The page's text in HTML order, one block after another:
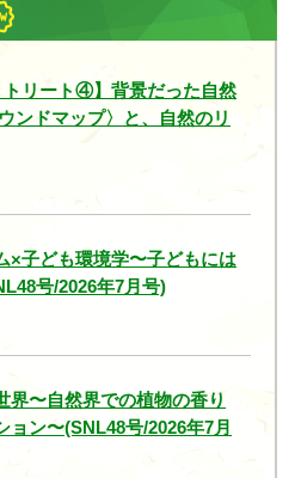
トリート④】背景だった自然
ンドマップ〉と、自然のリ
×子ども環境学〜子どもには
号/2026年7月号)
界〜自然界での植物の香り
ョン〜(SNL48号/2026年7月